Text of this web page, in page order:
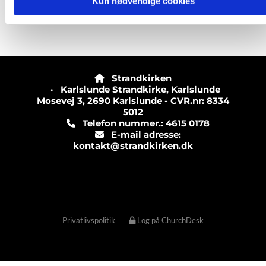

Strandkirken
· Karlslunde Strandkirke, Karlslunde
Mosevej 3, 2690 Karlslunde - CVR.nr: 8334
5012
Telefon nummer.: 4615 0178
E-mail adresse:
kontakt@strandkirken.dk
Privatlivspolitik Log på ChurchDesk